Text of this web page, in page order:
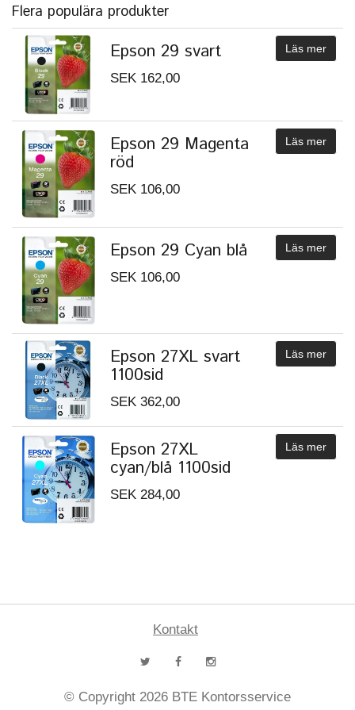
Flera populära produkter
Epson 29 svart
SEK 162,00
Läs mer
Epson 29 Magenta
röd
SEK 106,00
Läs mer
Epson 29 Cyan blå
SEK 106,00
Läs mer
Epson 27XL svart
1100sid
SEK 362,00
Läs mer
Epson 27XL
cyan/blå 1100sid
SEK 284,00
Läs mer
Kontakt
© Copyright 2026 BTE Kontorsservice